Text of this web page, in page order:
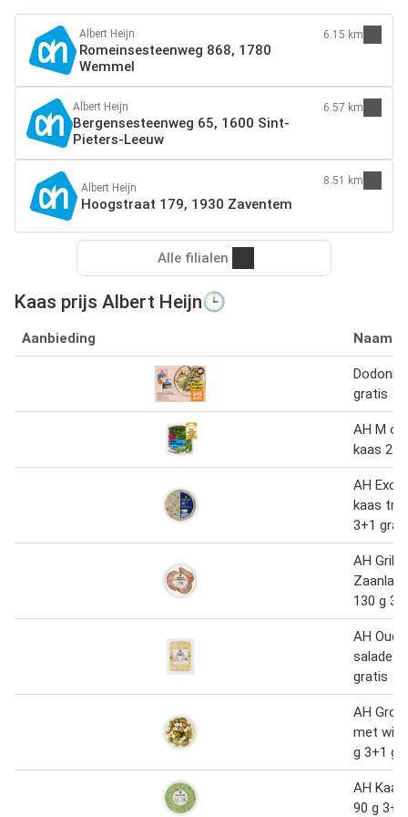
Albert Heijn
Romeinsesteenweg 868, 1780
Wemmel
6.15 km
Albert Heijn
Bergensesteenweg 65, 1600 Sint-
Pieters-Leeuw
6.57 km
Albert Heijn
Hoogstraat 179, 1930 Zaventem
8.51 km
Alle filialen
Kaas prijs Albert Heijn🕒
Aanbieding Naam
Dodoni
gratis
AH M
kaas
AH
kaas
3+1
AH
130 g
AH
salade
gratis
AH
met
g 3+1
AH
90 g